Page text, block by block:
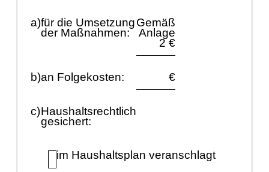
a)für die Umsetzung
der Maßnahmen:
Gemäß
Anlage
2 €
b)an Folgekosten: €
c)Haushaltsrechtlich
gesichert:
im Haushaltsplan veranschlagt